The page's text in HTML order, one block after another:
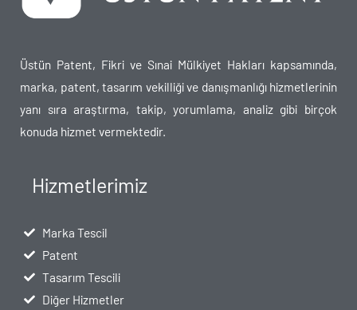
Üstün Patent, Fikri ve Sınai Mülkiyet Hakları kapsamında,
marka, patent, tasarım vekilliği ve danışmanlığı hizmetlerinin
yanı sıra araştırma, takip, yorumlama, analiz gibi birçok
konuda hizmet vermektedir.
Hizmetlerimiz
Marka Tescil
Patent
Tasarım Tescili
Diğer Hizmetler